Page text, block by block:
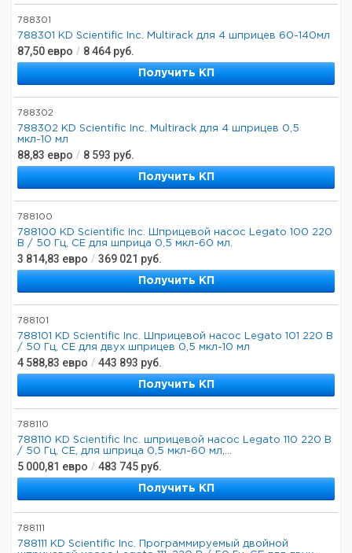
788301
788301 KD Scientific Inc. Multirack для 4 шприцев 60-140мл
87,50 евро / 8 464 руб.
Получить КП
788302
788302 KD Scientific Inc. Multirack для 4 шприцев 0,5
мкл-10 мл
88,83 евро / 8 593 руб.
Получить КП
788100
788100 KD Scientific Inc. Шприцевой насос Legato 100 220
В / 50 Гц, CE для шприца 0,5 мкл-60 мл.
3 814,83 евро / 369 021 руб.
Получить КП
788101
788101 KD Scientific Inc. Шприцевой насос Legato 101 220 В
/ 50 Гц, CE для двух шприцев 0,5 мкл-10 мл
4 588,83 евро / 443 893 руб.
Получить КП
788110
788110 KD Scientific Inc. шприцевой насос Legato 110 220 В
/ 50 Гц, CE, для шприца 0,5 мкл-60 мл,...
5 000,81 евро / 483 745 руб.
Получить КП
788111
788111 KD Scientific Inc. Программируемый двойной